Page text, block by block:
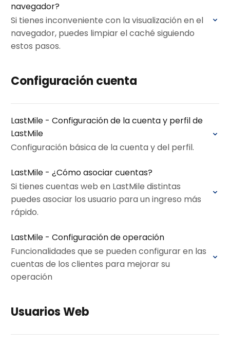
navegador?
Si tienes inconveniente con la visualización en el
navegador, puedes limpiar el caché siguiendo
estos pasos.
Configuración cuenta
LastMile - Configuración de la cuenta y perfil de
LastMile
Configuración básica de la cuenta y del perfil.
LastMile - ¿Cómo asociar cuentas?
Si tienes cuentas web en LastMile distintas
puedes asociar los usuario para un ingreso más
rápido.
LastMile - Configuración de operación
Funcionalidades que se pueden configurar en las
cuentas de los clientes para mejorar su
operación
Usuarios Web